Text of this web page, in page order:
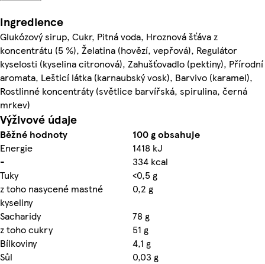
Ingredience
Glukózový sirup, Cukr, Pitná voda, Hroznová šťáva z
koncentrátu (5 %), Želatina (hovězí, vepřová), Regulátor
kyselosti (kyselina citronová), Zahušťovadlo (pektiny), Přírodní
aromata, Lešticí látka (karnaubský vosk), Barvivo (karamel),
Rostlinné koncentráty (světlice barvířská, spirulina, černá
mrkev)
Výživové údaje
Běžné hodnoty
100 g obsahuje
Energie
1418 kJ
-
334 kcal
Tuky
<0,5 g
z toho nasycené mastné
kyseliny
0,2 g
Sacharidy
78 g
z toho cukry
51 g
Bílkoviny
4,1 g
Sůl
0,03 g